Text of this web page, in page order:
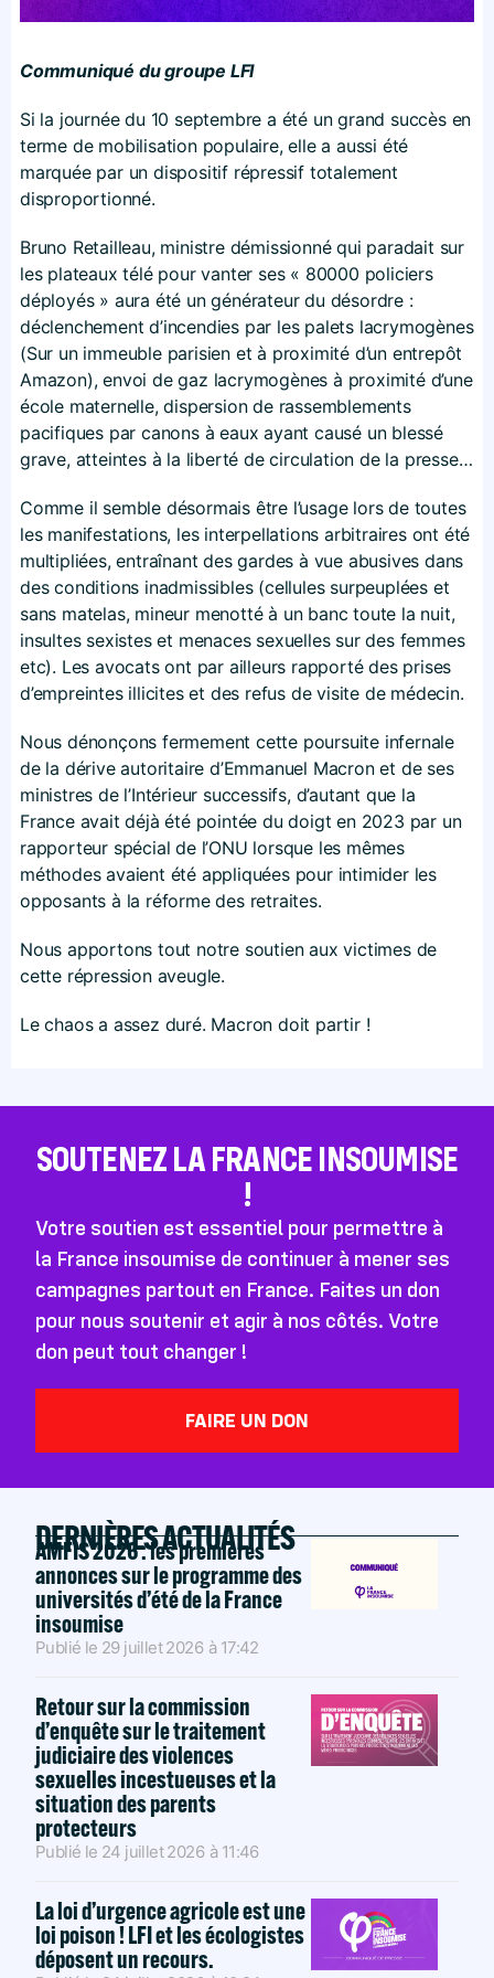
Communiqué du groupe LFI
Si la journée du 10 septembre a été un grand succès en
terme de mobilisation populaire, elle a aussi été
marquée par un dispositif répressif totalement
disproportionné.
Bruno Retailleau, ministre démissionné qui paradait sur
les plateaux télé pour vanter ses « 80000 policiers
déployés » aura été un générateur du désordre :
déclenchement d’incendies par les palets lacrymogènes
(Sur un immeuble parisien et à proximité d’un entrepôt
Amazon), envoi de gaz lacrymogènes à proximité d’une
école maternelle, dispersion de rassemblements
pacifiques par canons à eaux ayant causé un blessé
grave, atteintes à la liberté de circulation de la presse…
Comme il semble désormais être l’usage lors de toutes
les manifestations, les interpellations arbitraires ont été
multipliées, entraînant des gardes à vue abusives dans
des conditions inadmissibles (cellules surpeuplées et
sans matelas, mineur menotté à un banc toute la nuit,
insultes sexistes et menaces sexuelles sur des femmes
etc). Les avocats ont par ailleurs rapporté des prises
d’empreintes illicites et des refus de visite de médecin.
Nous dénonçons fermement cette poursuite infernale
de la dérive autoritaire d’Emmanuel Macron et de ses
ministres de l’Intérieur successifs, d’autant que la
France avait déjà été pointée du doigt en 2023 par un
rapporteur spécial de l’ONU lorsque les mêmes
méthodes avaient été appliquées pour intimider les
opposants à la réforme des retraites.
Nous apportons tout notre soutien aux victimes de
cette répression aveugle.
Le chaos a assez duré. Macron doit partir !
SOUTENEZ LA FRANCE INSOUMISE
!
Votre soutien est essentiel pour permettre à
la France insoumise de continuer à mener ses
campagnes partout en France. Faites un don
pour nous soutenir et agir à nos côtés. Votre
don peut tout changer !
FAIRE UN DON
DERNIÈRES ACTUALITÉS
AMFIS 2026 : les premières
annonces sur le programme des
universités d’été de la France
insoumise
Publié le 29 juillet 2026 à 17:42
Retour sur la commission
d’enquête sur le traitement
judiciaire des violences
sexuelles incestueuses et la
situation des parents
protecteurs
Publié le 24 juillet 2026 à 11:46
La loi d’urgence agricole est une
loi poison ! LFI et les écologistes
déposent un recours.